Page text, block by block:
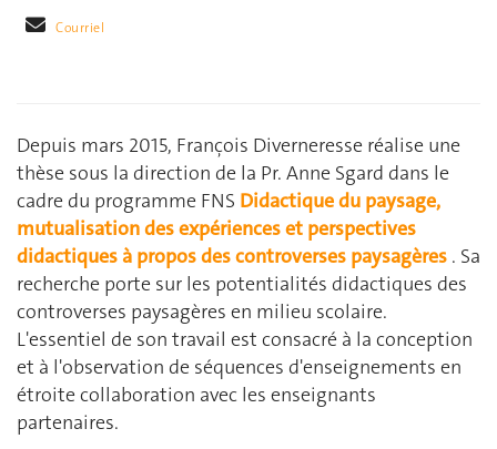
Courriel
Depuis mars 2015, François Diverneresse réalise une
thèse sous la direction de la Pr. Anne Sgard dans le
cadre du programme FNS Didactique du paysage,
mutualisation des expériences et perspectives
didactiques à propos des controverses paysagères . Sa
recherche porte sur les potentialités didactiques des
controverses paysagères en milieu scolaire.
L'essentiel de son travail est consacré à la conception
et à l'observation de séquences d'enseignements en
étroite collaboration avec les enseignants
partenaires.